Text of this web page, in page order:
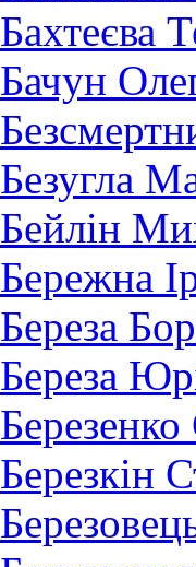
Бахтеєва
Бачун
Безугла
Бейлін
Бережна
Береза
Береза
Березенко
Березкін